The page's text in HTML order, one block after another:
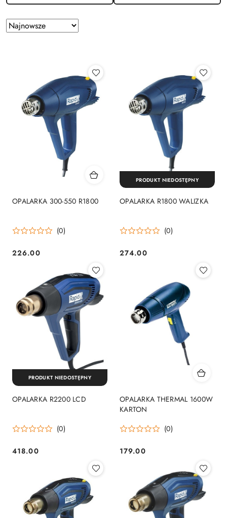
Zastosowano
sortowanie:
Sortuj
według
OPALARKA 300-550 R1800
(0)
Cena:
226.00
OPALARKA R1800 WALIZKA
(0)
Cena:
274.00
PRODUKT NIEDOSTĘPNY
OPALARKA R2200 LCD
(0)
Cena:
418.00
PRODUKT NIEDOSTĘPNY
OPALARKA THERMAL 1600W
KARTON
(0)
Cena:
179.00